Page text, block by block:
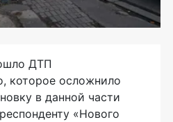
ДТП
которое осложнило
в данной части
«Нового